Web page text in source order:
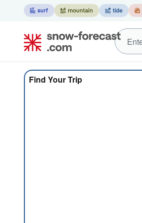
Find Your Trip